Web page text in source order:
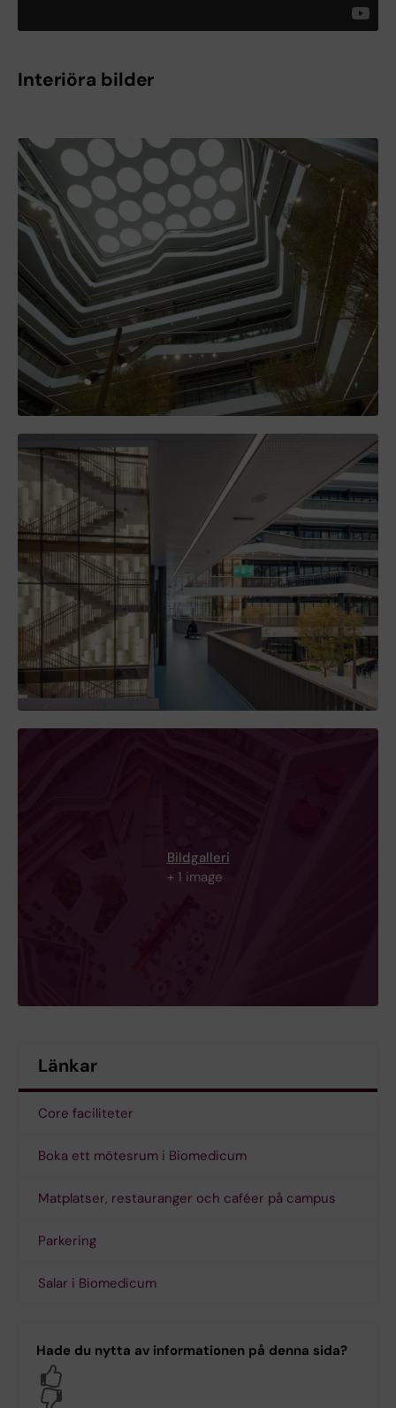
Interiöra bilder
Bildgalleri
+ 1 image
Länkar
Core faciliteter
Boka ett mötesrum i Biomedicum
Matplatser, restauranger och caféer på campus
Parkering
Salar i Biomedicum
Hade du nytta av informationen på denna sida?